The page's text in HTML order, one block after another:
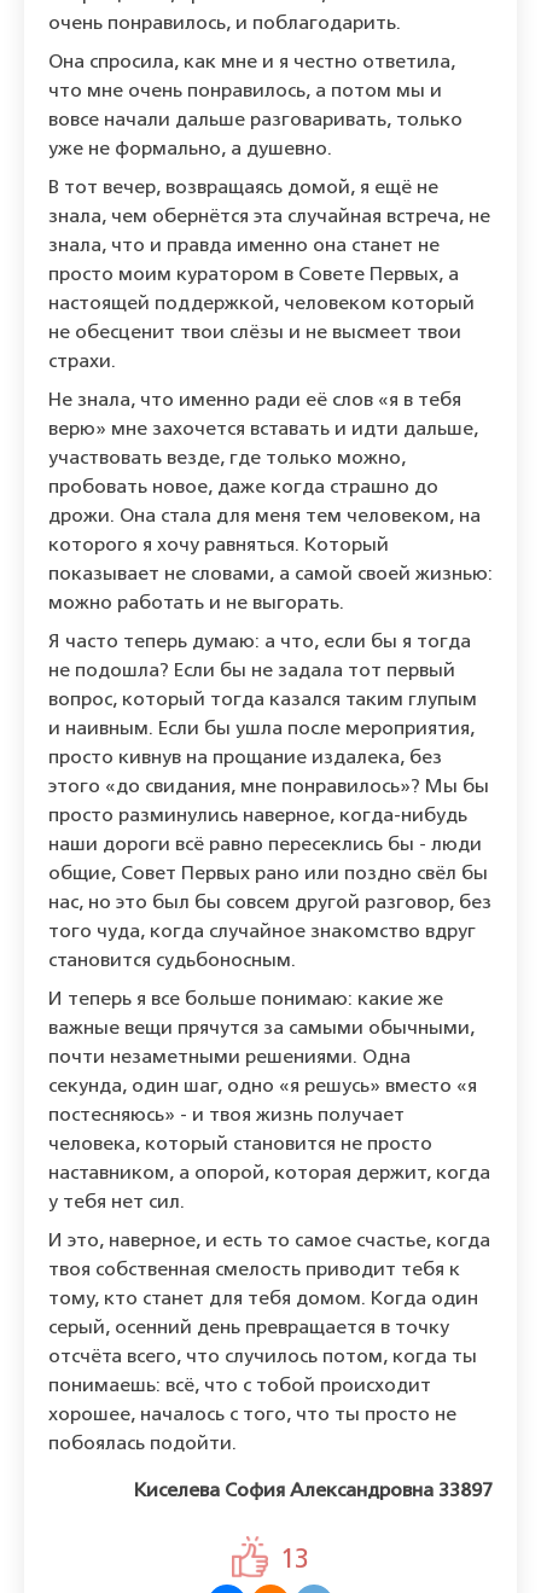
очень понравилось, и поблагодарить.
Она спросила, как мне и я честно ответила,
что мне очень понравилось, а потом мы и
вовсе начали дальше разговаривать, только
уже не формально, а душевно.
В тот вечер, возвращаясь домой, я ещё не
знала, чем обернётся эта случайная встреча, не
знала, что и правда именно она станет не
просто моим куратором в Совете Первых, а
настоящей поддержкой, человеком который
не обесценит твои слёзы и не высмеет твои
страхи.
Не знала, что именно ради её слов «я в тебя
верю» мне захочется вставать и идти дальше,
участвовать везде, где только можно,
пробовать новое, даже когда страшно до
дрожи. Она стала для меня тем человеком, на
которого я хочу равняться. Который
показывает не словами, а самой своей жизнью:
можно работать и не выгорать.
Я часто теперь думаю: а что, если бы я тогда
не подошла? Если бы не задала тот первый
вопрос, который тогда казался таким глупым
и наивным. Если бы ушла после мероприятия,
просто кивнув на прощание издалека, без
этого «до свидания, мне понравилось»? Мы бы
просто разминулись наверное, когда-нибудь
наши дороги всё равно пересеклись бы - люди
общие, Совет Первых рано или поздно свёл бы
нас, но это был бы совсем другой разговор, без
того чуда, когда случайное знакомство вдруг
становится судьбоносным.
И теперь я все больше понимаю: какие же
важные вещи прячутся за самыми обычными,
почти незаметными решениями. Одна
секунда, один шаг, одно «я решусь» вместо «я
постесняюсь» - и твоя жизнь получает
человека, который становится не просто
наставником, а опорой, которая держит, когда
у тебя нет сил.
И это, наверное, и есть то самое счастье, когда
твоя собственная смелость приводит тебя к
тому, кто станет для тебя домом. Когда один
серый, осенний день превращается в точку
отсчёта всего, что случилось потом, когда ты
понимаешь: всё, что с тобой происходит
хорошее, началось с того, что ты просто не
побоялась подойти.
Киселева София Александровна 33897
13